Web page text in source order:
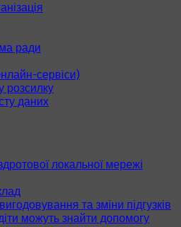
ради
сервіси)
розсилку
даних
локальної мережі
та зміни підгузків
можуть знайти допомогу